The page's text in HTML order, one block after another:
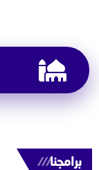
برامجنا///